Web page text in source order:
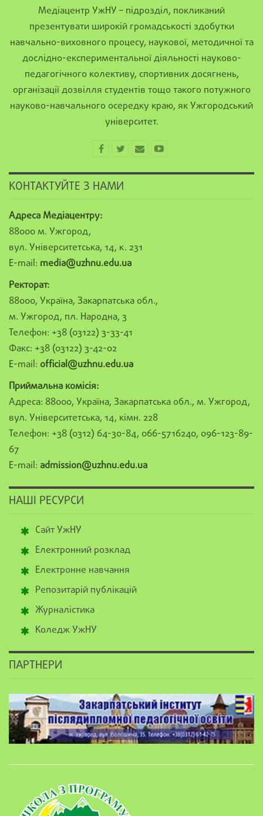
Медіацентр УжНУ – підрозділ, покликаний
презентувати широкій громадськості здобутки
навчально-виховного процесу, наукової, методичної та
дослідно-експериментальної діяльності науково-
педагогічного колективу, спортивних досягнень,
організації дозвілля студентів тощо такого потужного
науково-навчального осередку краю, як Ужгородський
університет.
КОНТАКТУЙТЕ З НАМИ
Адреса Медіацентру:
88000 м. Ужгород,
вул. Університетська, 14, к. 231
E-mail: media@uzhnu.edu.ua
Ректорат:
88000, Україна, Закарпатська обл.,
м. Ужгород, пл. Народна, 3
Телефон: +38 (03122) 3-33-41
Факс: +38 (03122) 3-42-02
E-mail: official@uzhnu.edu.ua
Приймальна комісія:
Адреса: 88000, Україна, Закарпатська обл., м. Ужгород,
вул. Університетська, 14, кімн. 228
Телефон: +38 (0312) 64-30-84, 066-5716240, 096-123-89-
67
E-mail: admission@uzhnu.edu.ua
НАШІ РЕСУРСИ
Сайт УжНУ
Електронний розклад
Електронне навчання
Репозитарій публікацій
Журналістика
Коледж УжНУ
ПАРТНЕРИ